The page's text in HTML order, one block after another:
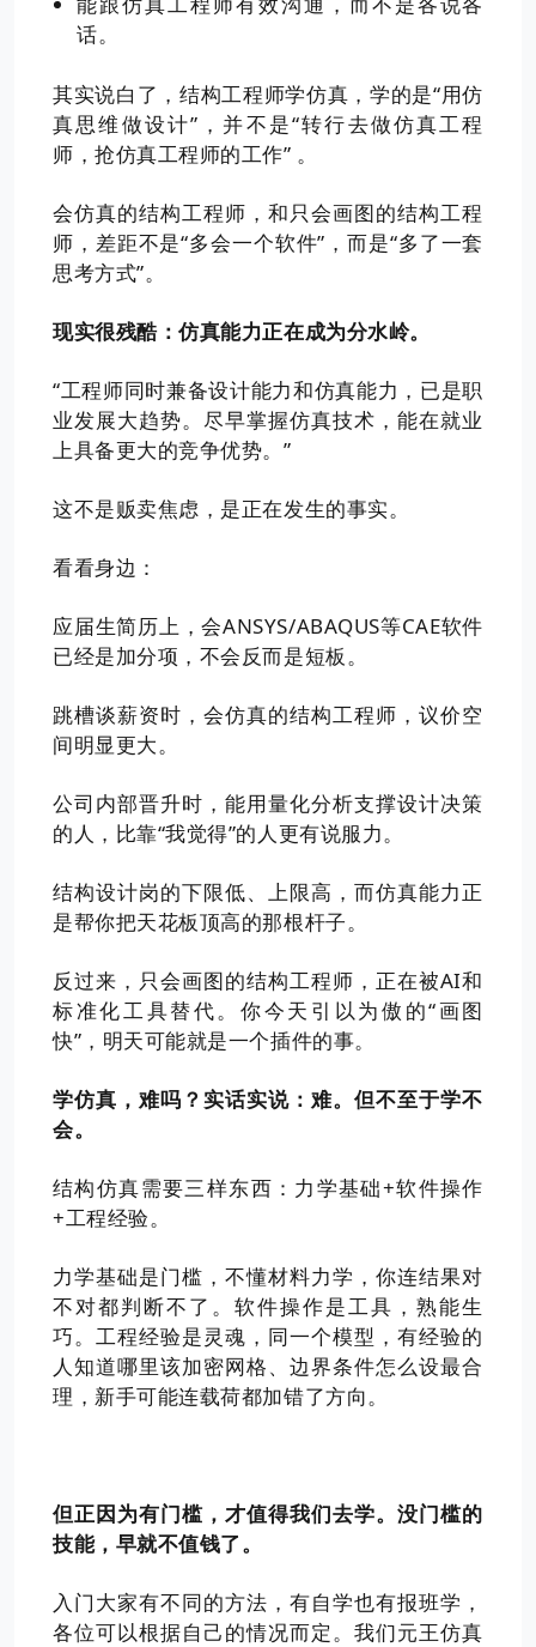
话。
其实说白了，结构工程师学仿真，学的是“用仿
真思维做设计”，并不是“转行去做仿真工程
师，抢仿真工程师的工作” 。
会仿真的结构工程师，和只会画图的结构工程
师，差距不是“多会一个软件”，而是“多了一套
思考方式”。
现实很残酷：仿真能力正在成为分水岭。
“工程师同时兼备设计能力和仿真能力，已是职
业发展大趋势。尽早掌握仿真技术，能在就业
上具备更大的竞争优势。”
这不是贩卖焦虑，是正在发生的事实。
看看身边：
应届生简历上，会ANSYS/ABAQUS等CAE软件
已经是加分项，不会反而是短板。
跳槽谈薪资时，会仿真的结构工程师，议价空
间明显更大。
公司内部晋升时，能用量化分析支撑设计决策
的人，比靠“我觉得”的人更有说服力。
结构设计岗的下限低、上限高，而仿真能力正
是帮你把天花板顶高的那根杆子。
反过来，只会画图的结构工程师，正在被AI和
标准化工具替代。你今天引以为傲的“画图
快”，明天可能就是一个插件的事。
学仿真，难吗？实话实说：难。但不至于学不
会。
结构仿真需要三样东西：力学基础+软件操作
+工程经验。
力学基础是门槛，不懂材料力学，你连结果对
不对都判断不了。软件操作是工具，熟能生
巧。工程经验是灵魂，同一个模型，有经验的
人知道哪里该加密网格、边界条件怎么设最合
理，新手可能连载荷都加错了方向。
但正因为有门槛，才值得我们去学。没门槛的
技能，早就不值钱了。
入门大家有不同的方法，有自学也有报班学，
各位可以根据自己的情况而定。我们元王仿真